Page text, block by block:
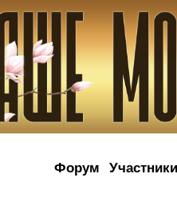
Форум Участники